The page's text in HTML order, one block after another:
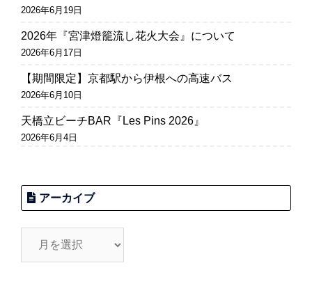
2026年6月19日
2026年『宮津燈籠流し花火大会』について
2026年6月17日
【期間限定】京都駅から伊根への高速バス
2026年6月10日
天橋立ビーチBAR『Les Pins 2026』
2026年6月4日
アーカイブ